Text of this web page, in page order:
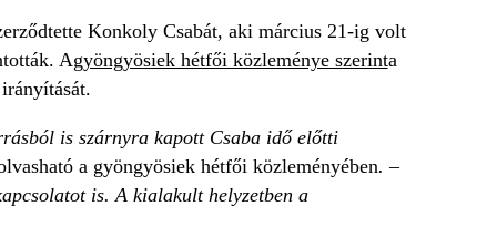
Konkoly Csabát, aki március 21-ig volt
Agyöngyösiek hétfői közleménye szerinta
is szárnyra kapott Csaba idő előtti
a gyöngyösiek hétfői közleményében. –
is. A kialakult helyzetben a